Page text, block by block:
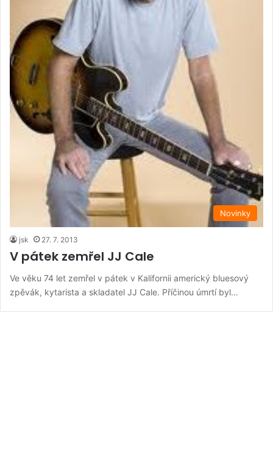
Novinky
jsk 27. 7. 2013
V pátek zemřel JJ Cale
Ve věku 74 let zemřel v pátek v Kalifornii americký bluesový
zpěvák, kytarista a skladatel JJ Cale. Příčinou úmrtí byl…